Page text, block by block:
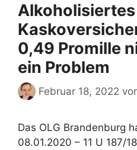
0,49 Promille
ein Problem
Februar 18, 2022
Das OLG Brandenburg
08.01.2020 – 11 U 187/